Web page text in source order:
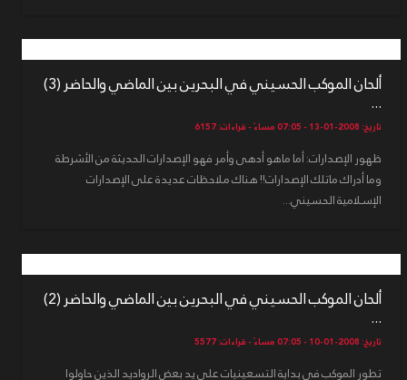
ألحان الموكب الحسيني في البحرين بين الماضي والحاضر (3)
...
تاريخ: 2008-01-13 - 07:05 مساءً - قراءات: 6157
ظهور الإصدارات: أما ماهو أدهى وأمر فهو الإصدارات الحديثة من الأشرطة
وما أدراك ماتلك الإصدارات!! هناك ملاحظات عديدة على الإصدارات
الإسلامية الحسيني...
ألحان الموكب الحسيني في البحرين بين الماضي والحاضر (2)
...
تاريخ: 2008-01-10 - 07:05 مساءً - قراءات: 5577
تطور الموكب في بداية التسعينيات على يد بعض الرواديد الذين حاولوا